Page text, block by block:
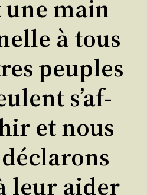
main
à tous
peuples
s’af­
et nous
leur aider